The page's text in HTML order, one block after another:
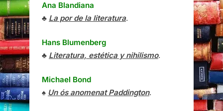
Ana Blandiana
♣ La por de la literatura.
Hans Blumenberg
♣ Literatura, estética y nihilismo.
Michael Bond
♠ Un ós anomenat Paddington.